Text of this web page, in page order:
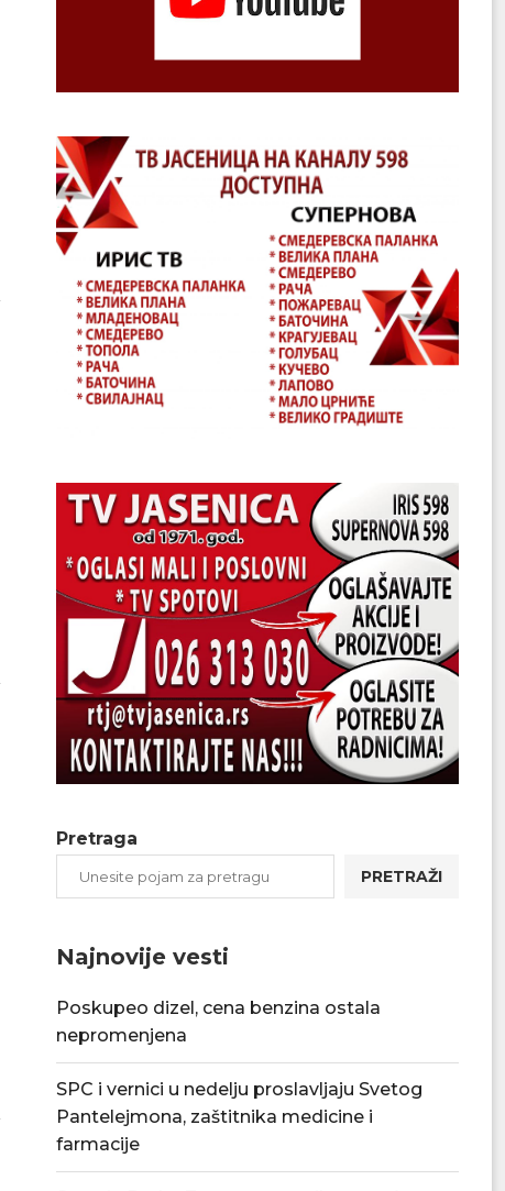
Pretraga
PRETRAŽI
Najnovije vesti
Poskupeo dizel, cena benzina ostala
nepromenjena
SPC i vernici u nedelju proslavljaju Svetog
Pantelejmona, zaštitnika medicine i
farmacije